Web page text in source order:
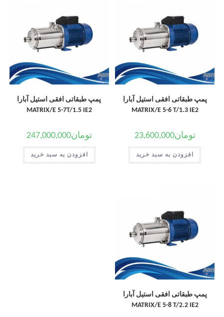
پمپ طبقاتی افقی استیل آبارا
MATRIX/E 5-6 T/1.3 IE2
تومان23,600,000
افزودن به سبد خرید
پمپ طبقاتی افقی استیل آبارا
MATRIX/E 5-7T/1.5 IE2
تومان247,000,000
افزودن به سبد خرید
پمپ طبقاتی افقی استیل آبارا
MATRIX/E 5-8 T/2.2 IE2